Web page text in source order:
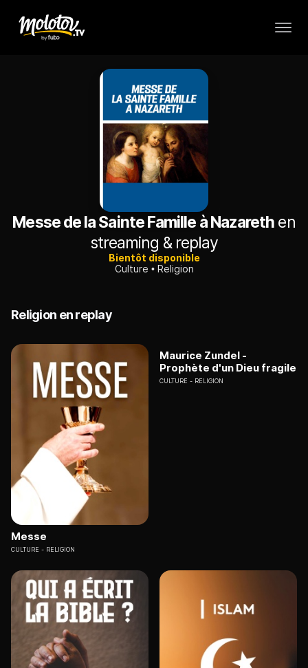
Messe de la Sainte Famille à Nazareth en
streaming & replay
Bientôt disponible
Culture
Religion
Religion en replay
Messe
CULTURE RELIGION
Maurice Zundel -
Prophète d'un Dieu fragile
CULTURE RELIGION